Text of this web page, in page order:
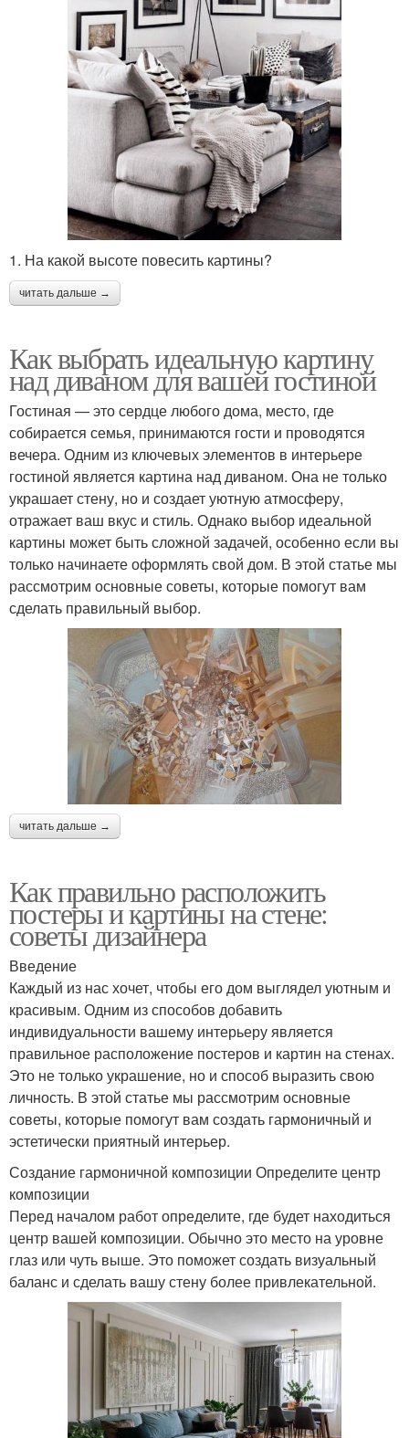
1. На какой высоте повесить картины?
читать дальше →
Как выбрать идеальную картину
над диваном для вашей гостиной
Гостиная — это сердце любого дома, место, где
собирается семья, принимаются гости и проводятся
вечера. Одним из ключевых элементов в интерьере
гостиной является картина над диваном. Она не только
украшает стену, но и создает уютную атмосферу,
отражает ваш вкус и стиль. Однако выбор идеальной
картины может быть сложной задачей, особенно если вы
только начинаете оформлять свой дом. В этой статье мы
рассмотрим основные советы, которые помогут вам
сделать правильный выбор.
читать дальше →
Как правильно расположить
постеры и картины на стене:
советы дизайнера
Введение
Каждый из нас хочет, чтобы его дом выглядел уютным и
красивым. Одним из способов добавить
индивидуальности вашему интерьеру является
правильное расположение постеров и картин на стенах.
Это не только украшение, но и способ выразить свою
личность. В этой статье мы рассмотрим основные
советы, которые помогут вам создать гармоничный и
эстетически приятный интерьер.
Создание гармоничной композиции Определите центр
композиции
Перед началом работ определите, где будет находиться
центр вашей композиции. Обычно это место на уровне
глаз или чуть выше. Это поможет создать визуальный
баланс и сделать вашу стену более привлекательной.